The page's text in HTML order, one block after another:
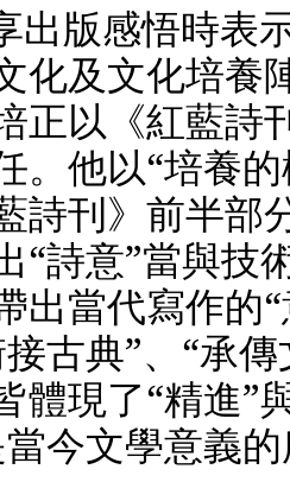
出版感悟時表
化及文化培養
正以 《紅藍詩
。他以“培養
詩刊》前半部
“詩意”當與技
出當代寫作的“
古典”、 “承傳
體現了“精進”
今文學意義